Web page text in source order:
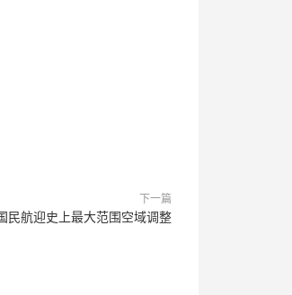
下一篇
民航迎史上最大范围空域调整